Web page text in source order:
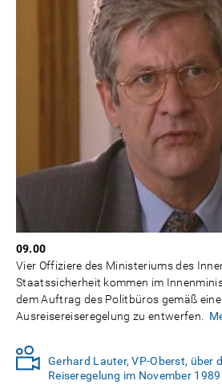
09.00
Vier Offiziere des Ministeriums des
Staatssicherheit kommen im
dem Auftrag des Politbüros gemäß eine
Ausreisereiseregelung zu entwerfen.
Gerhard Lauter, VP-Oberst, über
Reiseregelung im November 1989